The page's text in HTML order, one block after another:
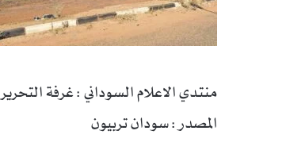
منتدي الاعلام السوداني : غرفة التحرير
المصدر : سودان تربيون